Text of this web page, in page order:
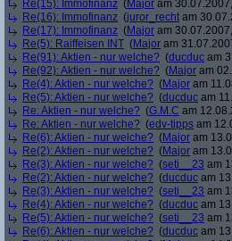
Re(15): Immofinanz (Major am
Re(16): Immofinanz (juror_recht am
Re(17): Immofinanz (Major am
Re(5): Raiffeisen INT (Major am
Re(91): Aktien - nur welche? (ducduc am
Re(92): Aktien - nur welche? (Major am
Re(4): Aktien - nur welche? (Major am
Re(5): Aktien - nur welche? (ducduc am
Re: Aktien - nur welche? (G.M.C am
Re: Aktien - nur welche? (edv-tipps am
Re(6): Aktien - nur welche? (Major am
Re(2): Aktien - nur welche? (Major am
Re(3): Aktien - nur welche? (seti__23 am
Re(2): Aktien - nur welche? (ducduc am
Re(3): Aktien - nur welche? (seti__23 am
Re(4): Aktien - nur welche? (ducduc am
Re(5): Aktien - nur welche? (seti__23 am
Re(6): Aktien - nur welche? (ducduc am